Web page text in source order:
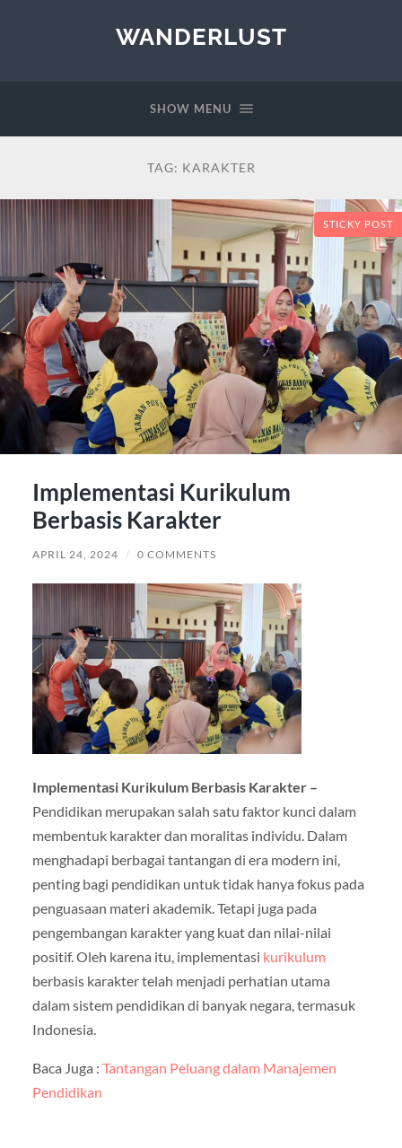
WANDERLUST
SHOW MENU
TAG: KARAKTER
STICKY POST
Implementasi Kurikulum
Berbasis Karakter
APRIL 24, 2024 / 0 COMMENTS
Implementasi Kurikulum Berbasis Karakter –
Pendidikan merupakan salah satu faktor kunci dalam
membentuk karakter dan moralitas individu. Dalam
menghadapi berbagai tantangan di era modern ini,
penting bagi pendidikan untuk tidak hanya fokus pada
penguasaan materi akademik. Tetapi juga pada
pengembangan karakter yang kuat dan nilai-nilai
positif. Oleh karena itu, implementasi kurikulum
berbasis karakter telah menjadi perhatian utama
dalam sistem pendidikan di banyak negara, termasuk
Indonesia.
Baca Juga : Tantangan Peluang dalam Manajemen
Pendidikan